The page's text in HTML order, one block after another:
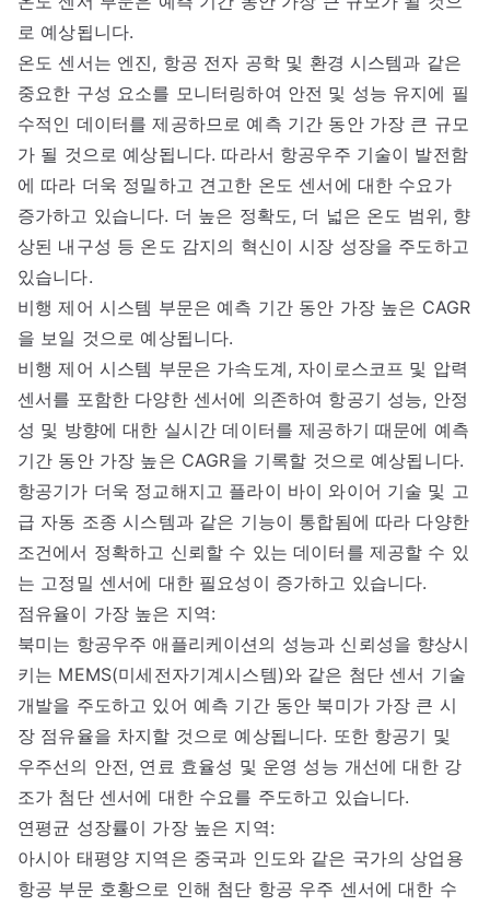
로 예상됩니다.
온도 센서는 엔진, 항공 전자 공학 및 환경 시스템과 같은
중요한 구성 요소를 모니터링하여 안전 및 성능 유지에 필
수적인 데이터를 제공하므로 예측 기간 동안 가장 큰 규모
가 될 것으로 예상됩니다. 따라서 항공우주 기술이 발전함
에 따라 더욱 정밀하고 견고한 온도 센서에 대한 수요가
증가하고 있습니다. 더 높은 정확도, 더 넓은 온도 범위, 향
상된 내구성 등 온도 감지의 혁신이 시장 성장을 주도하고
있습니다.
비행 제어 시스템 부문은 예측 기간 동안 가장 높은 CAGR
을 보일 것으로 예상됩니다.
비행 제어 시스템 부문은 가속도계, 자이로스코프 및 압력
센서를 포함한 다양한 센서에 의존하여 항공기 성능, 안정
성 및 방향에 대한 실시간 데이터를 제공하기 때문에 예측
기간 동안 가장 높은 CAGR을 기록할 것으로 예상됩니다.
항공기가 더욱 정교해지고 플라이 바이 와이어 기술 및 고
급 자동 조종 시스템과 같은 기능이 통합됨에 따라 다양한
조건에서 정확하고 신뢰할 수 있는 데이터를 제공할 수 있
는 고정밀 센서에 대한 필요성이 증가하고 있습니다.
점유율이 가장 높은 지역:
북미는 항공우주 애플리케이션의 성능과 신뢰성을 향상시
키는 MEMS(미세전자기계시스템)와 같은 첨단 센서 기술
개발을 주도하고 있어 예측 기간 동안 북미가 가장 큰 시
장 점유율을 차지할 것으로 예상됩니다. 또한 항공기 및
우주선의 안전, 연료 효율성 및 운영 성능 개선에 대한 강
조가 첨단 센서에 대한 수요를 주도하고 있습니다.
연평균 성장률이 가장 높은 지역:
아시아 태평양 지역은 중국과 인도와 같은 국가의 상업용
항공 부문 호황으로 인해 첨단 항공 우주 센서에 대한 수